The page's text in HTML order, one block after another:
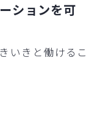
ションを可
いきと働けるこ